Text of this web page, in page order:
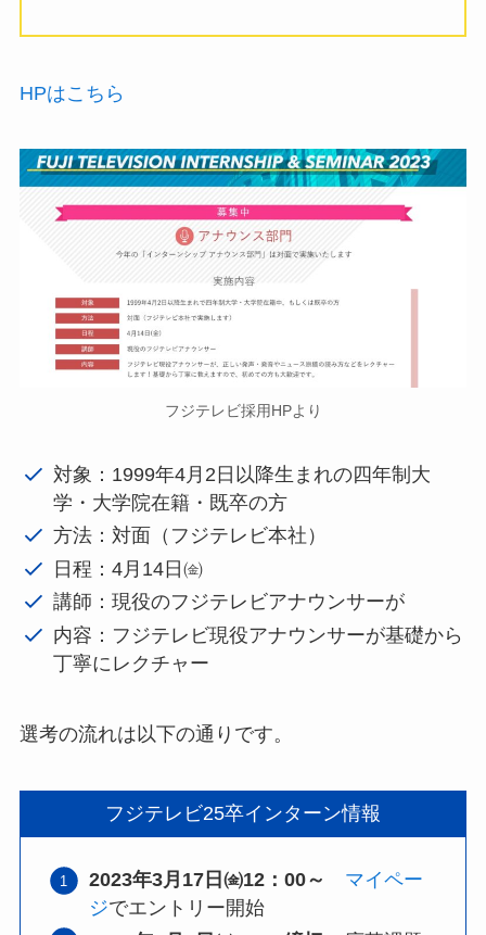
HPはこちら
フジテレビ採用HPより
対象：1999年4月2日以降生まれの四年制大
学・大学院在籍・既卒の方
方法：対面（フジテレビ本社）
日程：4月14日㈮
講師：現役のフジテレビアナウンサーが
内容：フジテレビ現役アナウンサーが基礎から
丁寧にレクチャー
選考の流れは以下の通りです。
フジテレビ25卒インターン情報
2023年3月17日㈮12：00～
マイペー
ジでエントリー開始